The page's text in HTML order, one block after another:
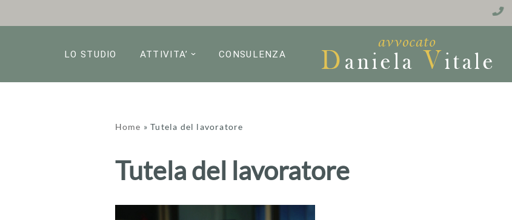
LO STUDIO ATTIVITA’ CONSULENZA
Home »Tutela del lavoratore
Tutela del lavoratore